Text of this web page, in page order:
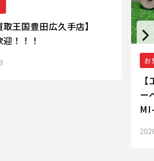
取王国豊田広久手店】
！！！
お
ー